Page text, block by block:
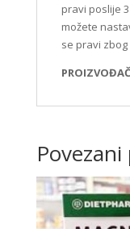
pravi poslije
možete
se pravi